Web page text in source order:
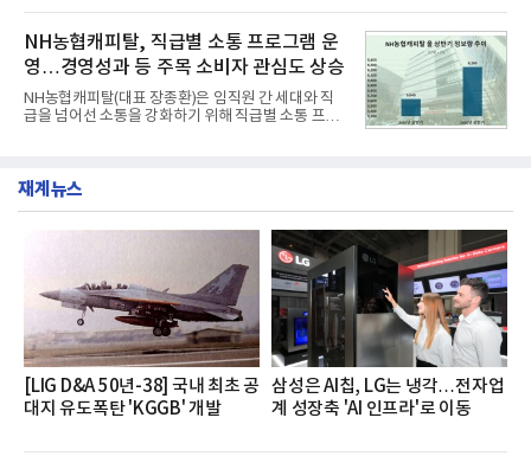
넘
혔다.‘동대문식 닭한마리 칼국수’는 예상을 뛰어넘는
소비자 호응에 힘입어 지난 7월 13일 첫 선을 보인 지
단 18일 만에 누적 판매량 50만 개를 돌파하는 성과를
거두었다.이번 신제품은 개발진이 전국의 닭한마리
전문점을 직접 찾아 다니며 최적의 육수 비율을 완성
했다. 자극적이지 않으면서도 깊은 닭육수에 마늘의
개운한 풍미를 더했으며, 국물이 잘 배어들면서도 쫄
서도
NH농협캐피탈, 직급별 소통 프로그램 운
영…경영성과 등 주목 소비자 관심도 상승
NH농협캐피탈(대표 장종환)은 임직원 간 세대와 직
급을 넘어선 소통을 강화하기 위해 직급별 소통 프로
영지원부 홍보팀과 2026년 새로이(e)＊가 공동 주관
쳐 진행됐다.참고로 새로이(e)는 NH농협캐피탈 MZ
세대들로(과장~계장) 구성된 자율 참여조직으로, 조
직문화 혁신과 업무 효율성 향상을 위한 다양한 활동
을 추진하며,새로운 변화와 이로운 영향력을 조직전
반에 전파하는 역할
재계뉴스
[LIG D&A 50년-38] 국내 최초 공
대지 유도폭탄 'KGGB' 개발
삼성은 AI칩, LG는 냉각…전자업
계 성장축 'AI 인프라'로 이동